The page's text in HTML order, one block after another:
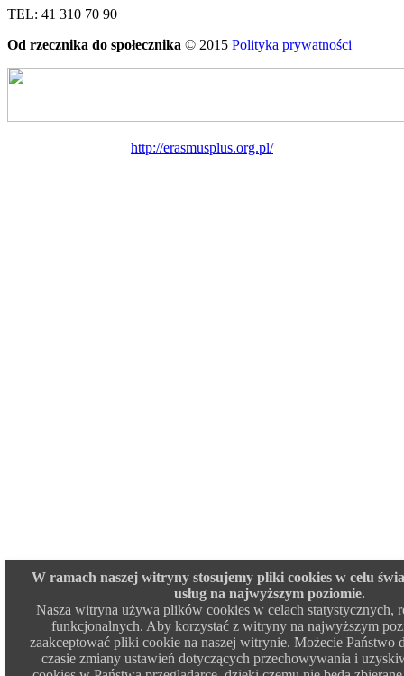
W ramach naszej witryny stosujemy pliki cookies w celu
usług na najwyższym poziomie.
Nasza witryna używa plików cookies w celach statystycznych,
funkcjonalnych. Aby korzystać z witryny na najwyższym
zaakceptować pliki cookie na naszej witrynie. Możecie Państwo
czasie zmiany ustawień dotyczących przechowywania i
TEL: 41 310 70 90
Od rzecznika do społecznika © 2015 Polityka prywatności
http://erasmusplus.org.pl/